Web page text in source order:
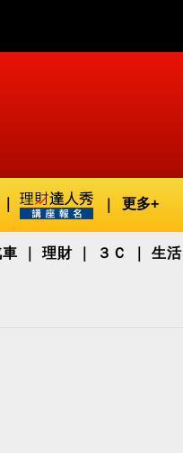
更多+
理財 ３Ｃ 生活